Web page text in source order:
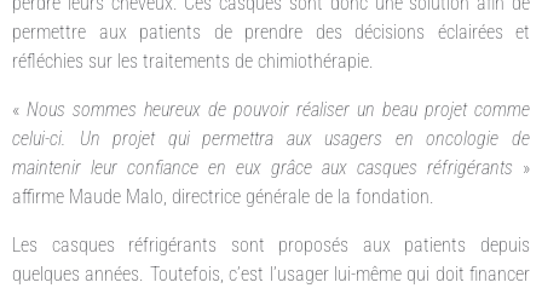
permettre aux patients de prendre des décisions éclairées et
réfléchies sur les traitements de chimiothérapie.
« Nous sommes heureux de pouvoir réaliser un beau projet comme
celui-ci. Un projet qui permettra aux usagers en oncologie de
maintenir leur confiance en eux grâce aux casques réfrigérants »
affirme Maude Malo, directrice générale de la fondation.
Les casques réfrigérants sont proposés aux patients depuis
quelques années. Toutefois, c’est l’usager lui-même qui doit financer